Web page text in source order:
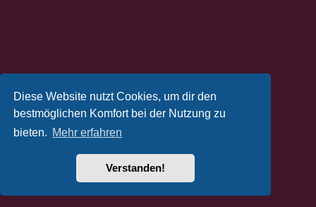
Diese Website nutzt Cookies, um dir den
bestmöglichen Komfort bei der Nutzung zu
bieten. Mehr erfahren
Verstanden!